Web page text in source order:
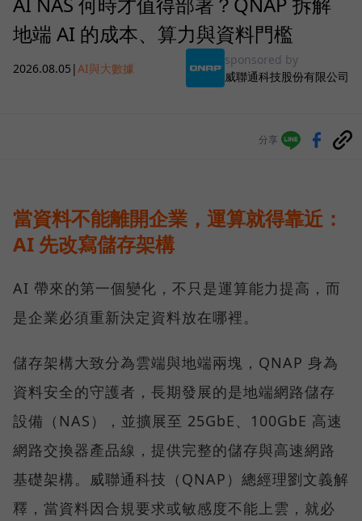
地端 AI 的成本、算力與資料門檻
2026.08.05 |AI與大數據
sponsored by
威聯通科技股份有限公司
分享
當資料不能離開企業，運算就得靠近：
AI 先改寫儲存架構
AI 帶來的第一個變化，不只是運算能力提高，而
是企業必須重新決定資料放在哪裡。
儲存架構大致分為雲端與地端兩塊，QNAP 身為
資料安全的守護者，長期發展的是地端網路儲存
設備（NAS），並擴展至 25GbE、100GbE 高速
網路交換器產品線，提供完整的儲存與高速網路
基礎架構。威聯通科技（QNAP）總經理劉文義解
釋，當資料因合規要求或敏感度不能上雲，就必